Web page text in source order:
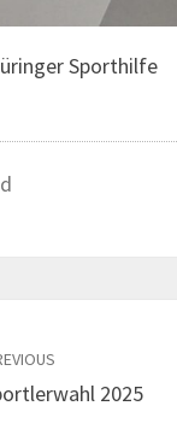
Sporthilfe
2025